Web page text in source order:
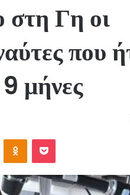
στη Γη οι
που
μήνες
Odnoklassniki
Pocket